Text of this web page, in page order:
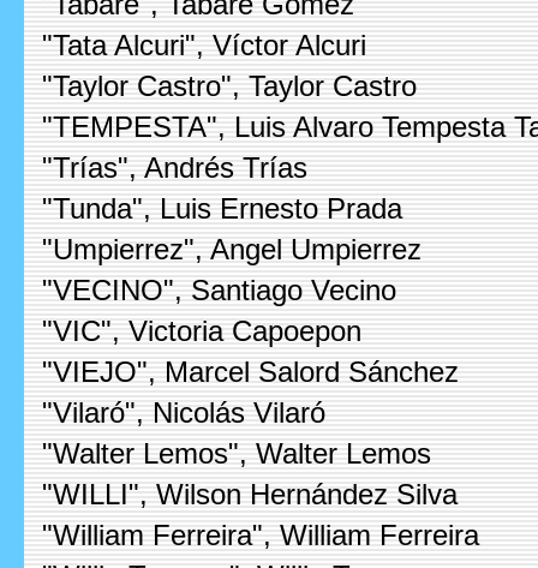
"Tata Alcuri", Víctor Alcuri
"Taylor Castro", Taylor Castro
"TEMPESTA", Luis Alvaro Tempesta
"Trías", Andrés Trías
"Tunda", Luis Ernesto Prada
"Umpierrez", Angel Umpierrez
"VECINO", Santiago Vecino
"VIC", Victoria Capoepon
"VIEJO", Marcel Salord Sánchez
"Vilaró", Nicolás Vilaró
"Walter Lemos", Walter Lemos
"WILLI", Wilson Hernández Silva
"William Ferreira", William Ferreira